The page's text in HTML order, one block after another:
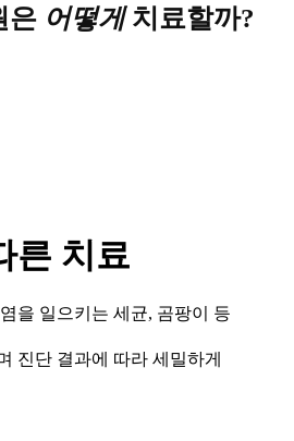
은 어떻게치료할까?
른 치료
을 일으키는 세균, 곰팡이 등
진단 결과에 따라 세밀하게